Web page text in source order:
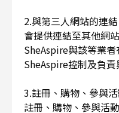
2.與第三人網站的連
會提供連結至其他網
SheAspire與該等業
SheAspire控制及負責
3.註冊、購物、參與
註冊、購物、參與活